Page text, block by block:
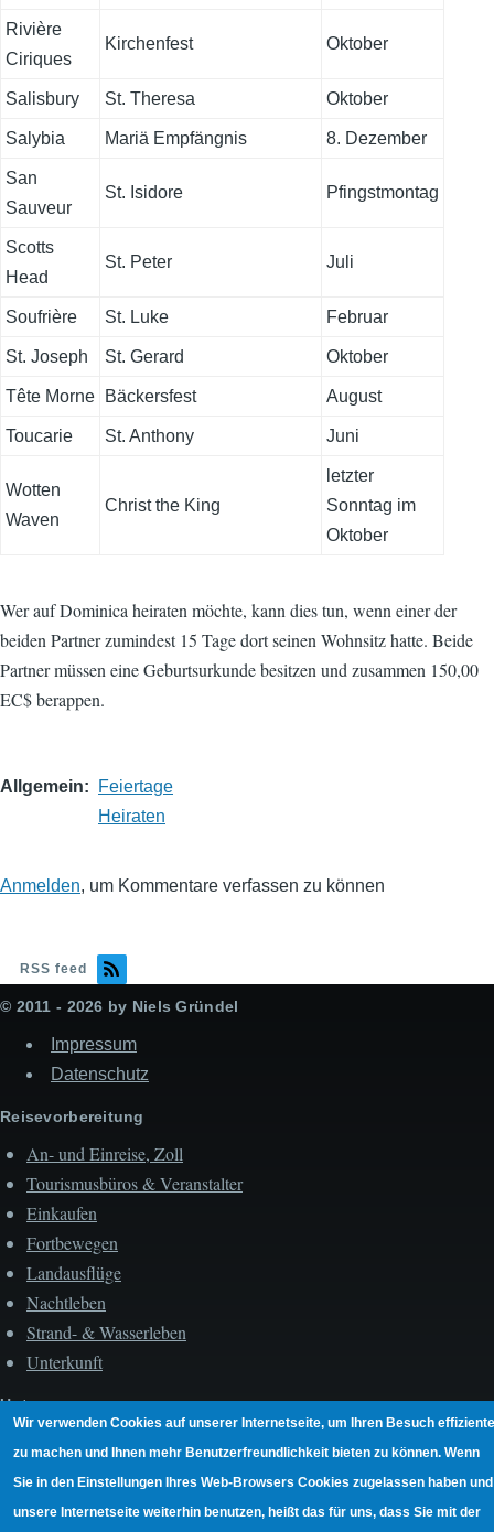
Rivière
Ciriques
Kirchenfest Oktober
Salisbury St. Theresa Oktober
Salybia Mariä Empfängnis 8. Dezember
San
Sauveur
St. Isidore Pfingstmontag
Scotts
Head
St. Peter Juli
Soufrière St. Luke Februar
St. Joseph St. Gerard Oktober
Tête Morne Bäckersfest August
Toucarie St. Anthony Juni
Wotten
Waven
Christ the King
letzter
Sonntag im
Oktober
Wer auf Dominica heiraten möchte, kann dies tun, wenn einer der
beiden Partner zumindest 15 Tage dort seinen Wohnsitz hatte. Beide
Partner müssen eine Geburtsurkunde besitzen und zusammen 150,00
EC$ berappen.
Allgemein
Feiertage
Heiraten
Anmelden, um Kommentare verfassen zu können
RSS feed
© 2011 - 2026 by Niels Gründel
Impressum
Datenschutz
Reisevorbereitung
An- und Einreise, Zoll
Tourismusbüros & Veranstalter
Einkaufen
Fortbewegen
Landausflüge
Nachtleben
Strand- & Wasserleben
Unterkunft
Unterwegs
Hauptstadt Roseau
Umgebung Roseaus
Südwesten der Insel
Wir verwenden Cookies auf unserer Internetseite, um Ihren Besuch
zu machen und Ihnen mehr Benutzerfreundlichkeit bieten zu können. Wenn
Sie in den Einstellungen Ihres Web-Browsers Cookies zugelassen haben und
unsere Internetseite weiterhin benutzen, heißt das für uns, dass Sie mit der